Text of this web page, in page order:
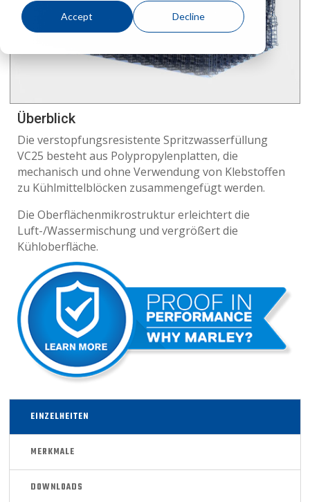
Accept Decline
Überblick
Die verstopfungsresistente Spritzwasserfüllung
VC25 besteht aus Polypropylenplatten, die
mechanisch und ohne Verwendung von Klebstoffen
zu Kühlmittelblöcken zusammengefügt werden.
Die Oberflächenmikrostruktur erleichtert die
Luft-/Wassermischung und vergrößert die
Kühloberfläche.
EINZELHEITEN
MERKMALE
DOWNLOADS